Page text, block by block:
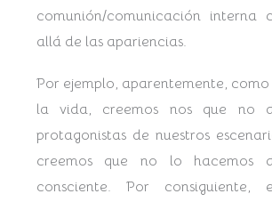
comunión/comunicación interna
allá de las apariencias.
Por ejemplo, aparentemente, como
la vida, creemos nos que no
protagonistas de nuestros
creemos que no lo hacemos
consciente. Por consiguiente,